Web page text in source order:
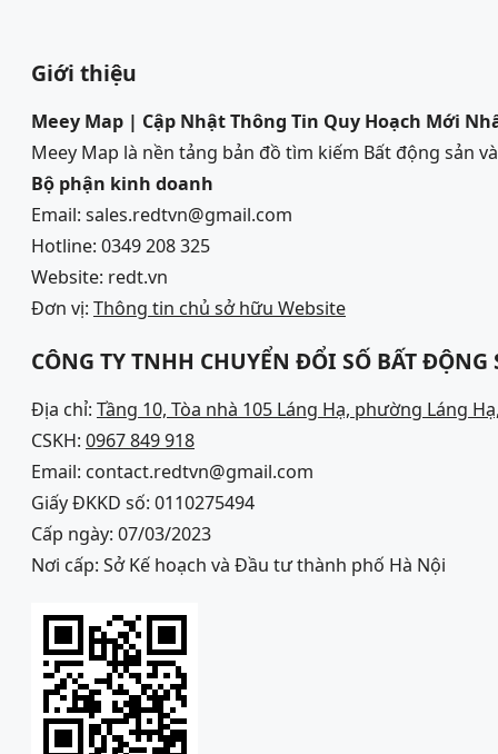
Giới thiệu
Meey Map | Cập Nhật Thông Tin Quy Hoạch Mới
Meey Map là nền tảng bản đồ tìm kiếm Bất động sản
Bộ phận kinh doanh
Email: sales.redtvn@gmail.com
Hotline: 0349 208 325
Website: redt.vn
Đơn vị: Thông tin chủ sở hữu Website
CÔNG TY TNHH CHUYỂN ĐỔI SỐ BẤT ĐỘNG
Địa chỉ: Tầng 10, Tòa nhà 105 Láng Hạ, phường Láng
CSKH: 0967 849 918
Email: contact.redtvn@gmail.com
Giấy ĐKKD số: 0110275494
Cấp ngày: 07/03/2023
Nơi cấp: Sở Kế hoạch và Đầu tư thành phố Hà Nội